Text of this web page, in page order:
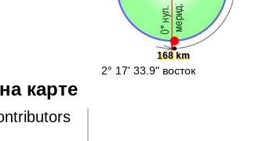
168 km
2° 17' 33.9" восток
карте